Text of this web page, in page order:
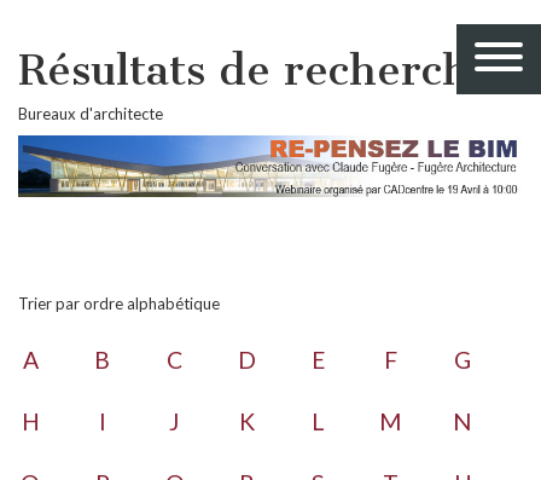
Résultats de recherche
Bureaux d'architecte
Trier par ordre alphabétique
A B C D E F G
H I J K L M N